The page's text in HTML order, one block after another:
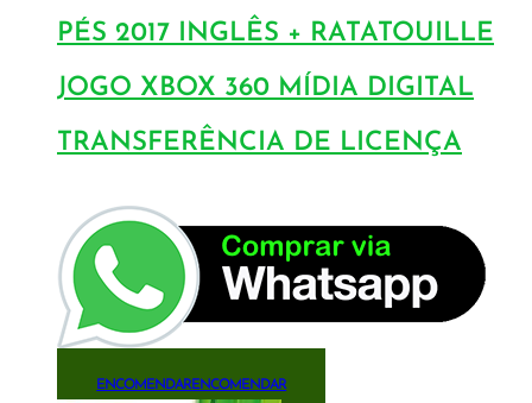
PÉS 2017 INGLÊS + RATATOUILLE
JOGO XBOX 360 MÍDIA DIGITAL
TRANSFERÊNCIA DE LICENÇA
ENCOMENDARENCOMENDAR